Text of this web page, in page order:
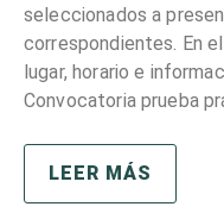
seleccionados a
correspondientes. En
lugar, horario e
Convocatoria prueba
LEER MÁS